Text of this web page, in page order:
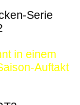
Serie
in einem
Auftakt